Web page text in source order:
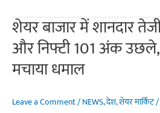
हरे
निशान
में
शेयर
सेंसेक्स
शेयर बाजार में शानदार
और निफ्टी 101 अंक
मचाया धमाल
Leave a Comment/NEWS,देश,शेयर मार्किट/